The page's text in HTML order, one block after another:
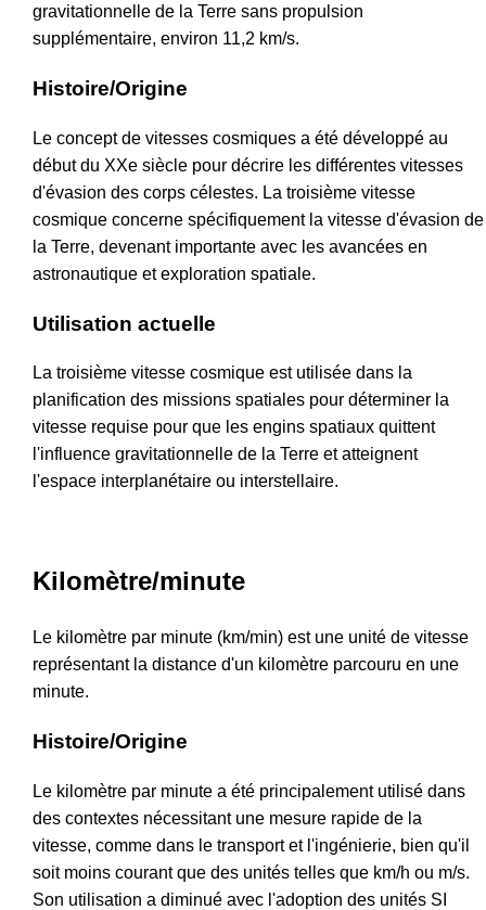
gravitationnelle de la Terre sans propulsion
supplémentaire, environ 11,2 km/s.
Histoire/Origine
Le concept de vitesses cosmiques a été développé au
début du XXe siècle pour décrire les différentes vitesses
d'évasion des corps célestes. La troisième vitesse
cosmique concerne spécifiquement la vitesse d'évasion de
la Terre, devenant importante avec les avancées en
astronautique et exploration spatiale.
Utilisation actuelle
La troisième vitesse cosmique est utilisée dans la
planification des missions spatiales pour déterminer la
vitesse requise pour que les engins spatiaux quittent
l'influence gravitationnelle de la Terre et atteignent
l'espace interplanétaire ou interstellaire.
Kilomètre/minute
Le kilomètre par minute (km/min) est une unité de vitesse
représentant la distance d'un kilomètre parcouru en une
minute.
Histoire/Origine
Le kilomètre par minute a été principalement utilisé dans
des contextes nécessitant une mesure rapide de la
vitesse, comme dans le transport et l'ingénierie, bien qu'il
soit moins courant que des unités telles que km/h ou m/s.
Son utilisation a diminué avec l'adoption des unités SI